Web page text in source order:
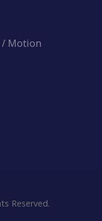
/ Motion
Reserved.